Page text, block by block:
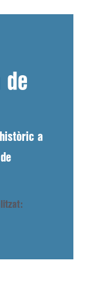
de
a